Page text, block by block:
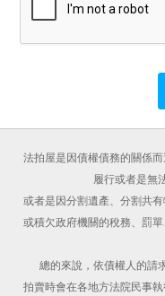
法拍屋是因債權債務的關係
履行或者是無
或者是因分割遺產、分割共
或積欠政府機關的稅務、罰
總的來說，依債權人的請
拍賣時會在各地方法院民事